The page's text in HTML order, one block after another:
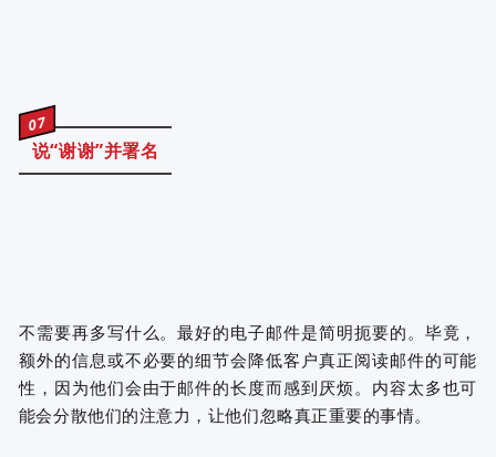
07
说“谢谢”并署名
不需要再多写什么。最好的电子邮件是简明扼要的。毕竟，
额外的信息或不必要的细节会降低客户真正阅读邮件的可能
性，因为他们会由于邮件的长度而感到厌烦。内容太多也可
能会分散他们的注意力，让他们忽略真正重要的事情。